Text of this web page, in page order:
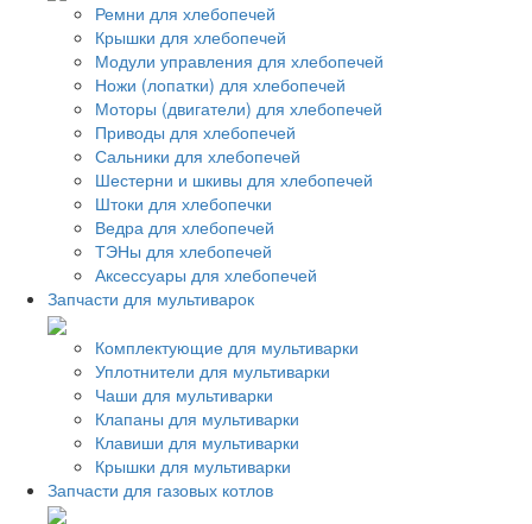
Ремни для хлебопечей
Крышки для хлебопечей
Модули управления для хлебопечей
Ножи (лопатки) для хлебопечей
Моторы (двигатели) для хлебопечей
Приводы для хлебопечей
Сальники для хлебопечей
Шестерни и шкивы для хлебопечей
Штоки для хлебопечки
Ведра для хлебопечей
ТЭНы для хлебопечей
Аксессуары для хлебопечей
Запчасти для мультиварок
Комплектующие для мультиварки
Уплотнители для мультиварки
Чаши для мультиварки
Клапаны для мультиварки
Клавиши для мультиварки
Крышки для мультиварки
Запчасти для газовых котлов